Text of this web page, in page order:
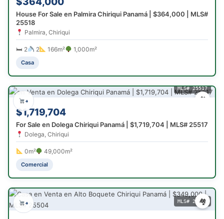
House For Sale en Palmira Chiriqui Panamá | $364,000 | MLS#
25518
Palmira, Chiriqui
🛏 2 2 166m² 1,000m²
Casa
MLS# 25517
🏘
$1,719,704
For Sale en Dolega Chiriqui Panamá | $1,719,704 | MLS# 25517
Dolega, Chiriqui
0m² 49,000m²
Comercial
+
MLS# 25504
🏘
+